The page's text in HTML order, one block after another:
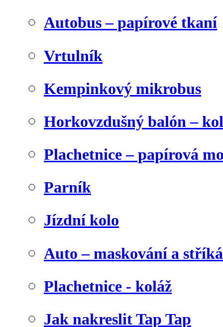
Autobus – papírové tkaní
Vrtulník
Kempinkový mikrobus
Horkovzdušný balón –
Plachetnice – papírová
Parník
Jízdní kolo
Auto – maskování a
Plachetnice - koláž
Jak nakreslit Tap Tap